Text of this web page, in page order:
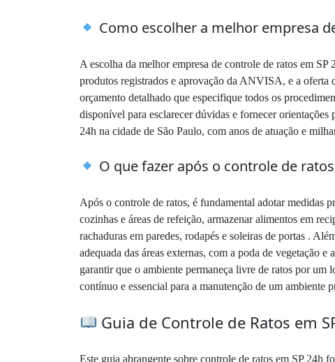
Como escolher a melhor empresa
A escolha da melhor empresa de controle de ratos em
produtos registrados e aprovação da ANVISA, e a oferta
orçamento detalhado que especifique todos os
disponível para esclarecer dúvidas e fornecer
24h na cidade de São Paulo, com anos de atuação e
O que fazer após o controle de
Após o controle de ratos, é fundamental adotar medidas
cozinhas e áreas de refeição, armazenar alimentos em
rachaduras em paredes, rodapés e soleiras de portas .
adequada das áreas externas, com a poda de vegetação
garantir que o ambiente permaneça livre de ratos por
contínuo e essencial para a manutenção de um ambiente
Guia de Controle de Ratos em
Este guia abrangente sobre controle de ratos em SP 24h